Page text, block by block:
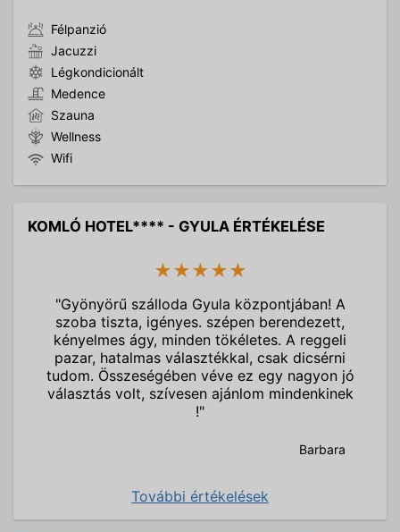
Félpanzió
Jacuzzi
Légkondicionált
Medence
Szauna
Wellness
Wifi
KOMLÓ HOTEL**** - GYULA ÉRTÉKELÉSE
★★★★★
"Gyönyörű szálloda Gyula központjában! A
szoba tiszta, igényes. szépen berendezett,
kényelmes ágy, minden tökéletes. A reggeli
pazar, hatalmas választékkal, csak dicsérni
tudom. Összeségében véve ez egy nagyon jó
választás volt, szívesen ajánlom mindenkinek
!"
Barbara
További értékelések